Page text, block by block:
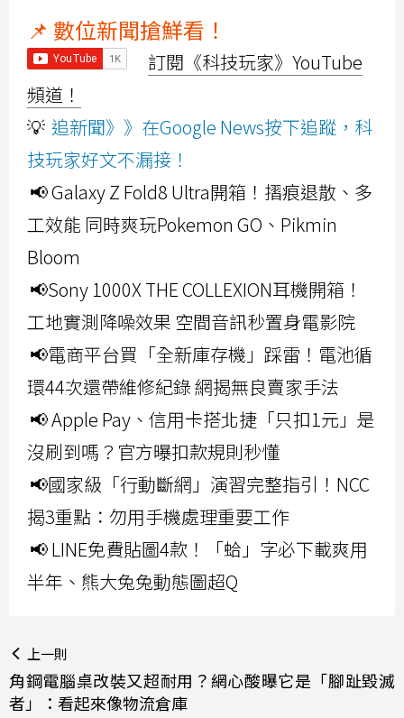
📌 數位新聞搶鮮看！
訂閱《科技玩家》YouTube
頻道！
💡 追新聞》》在Google News按下追蹤，科
技玩家好文不漏接！
📢 Galaxy Z Fold8 Ultra開箱！摺痕退散、多
工效能 同時爽玩Pokemon GO、Pikmin
Bloom
📢Sony 1000X THE COLLEXION耳機開箱！
工地實測降噪效果 空間音訊秒置身電影院
📢電商平台買「全新庫存機」踩雷！電池循
環44次還帶維修紀錄 網揭無良賣家手法
📢 Apple Pay、信用卡搭北捷「只扣1元」是
沒刷到嗎？官方曝扣款規則秒懂
📢國家級「行動斷網」演習完整指引！NCC
揭3重點：勿用手機處理重要工作
📢 LINE免費貼圖4款！「蛤」字必下載爽用
半年、熊大兔兔動態圖超Q
上一則
角鋼電腦桌改裝又超耐用？網心酸曝它是「腳趾毀滅
者」：看起來像物流倉庫